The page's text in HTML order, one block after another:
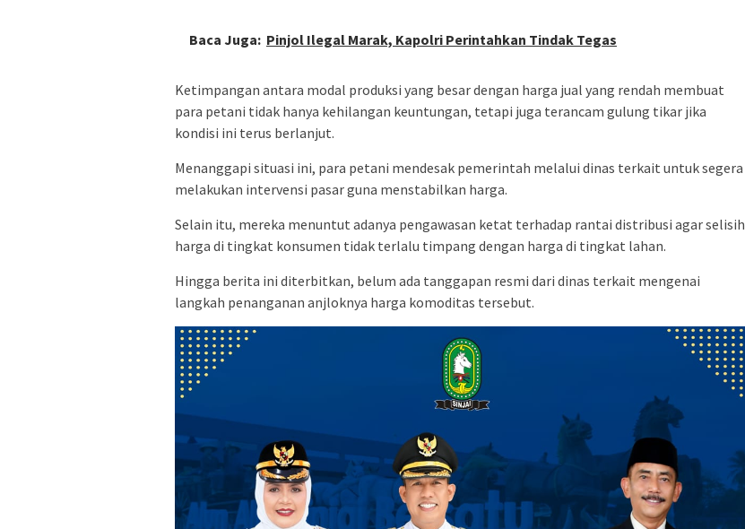
Baca Juga: Pinjol Ilegal Marak, Kapolri Perintahkan Tindak Tegas
Ketimpangan antara modal produksi yang besar dengan harga jual yang rendah membuat
para petani tidak hanya kehilangan keuntungan, tetapi juga terancam gulung tikar jika
kondisi ini terus berlanjut.
Menanggapi situasi ini, para petani mendesak pemerintah melalui dinas terkait untuk segera
melakukan intervensi pasar guna menstabilkan harga.
Selain itu, mereka menuntut adanya pengawasan ketat terhadap rantai distribusi agar selisih
harga di tingkat konsumen tidak terlalu timpang dengan harga di tingkat lahan.
Hingga berita ini diterbitkan, belum ada tanggapan resmi dari dinas terkait mengenai
langkah penanganan anjloknya harga komoditas tersebut.